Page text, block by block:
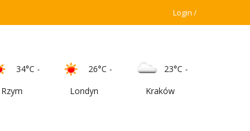
Login
34°C -
Rzym
26°C -
Londyn
23°C -
Kraków